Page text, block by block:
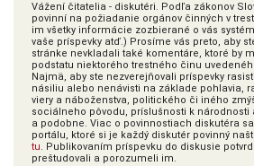
Vážení čitatelia - diskutéri. Podľa zákonov
povinní na požiadanie orgánov činných v
im všetky informácie zozbierané o vás
vaše príspevky atď.) Prosíme vás preto, aby
stránke nevkladali také komentáre, ktoré by
podstatu niektorého trestného činu
Najmä, aby ste nezverejňovali príspevky
násiliu alebo nenávisti na základe pohlavia,
viery a náboženstva, politického či iného
sociálneho pôvodu, príslušnosti k
a podobne. Viac o povinnostiach diskutéra
portálu, ktoré si je každý diskutér povinný
tu. Publikovaním príspevku do diskusie
preštudovali a porozumeli im.